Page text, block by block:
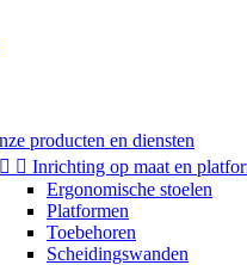
producten en diensten
  Inrichting op maat en
Ergonomische stoelen
Platformen
Toebehoren
Scheidingswanden